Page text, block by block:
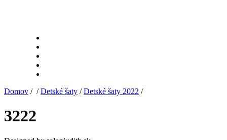
Domov / /Detské šaty /Detské šaty 2022 /
3222